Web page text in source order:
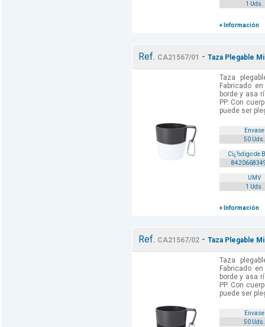
1 Uds.
+ Información
Ref. CA21567/01 - Taza Plegable
Taza
Fabricado
borde y asa
PP. Con
puede ser
Envase
50 Uds.
Cï¿½digo de
UMV
1 Uds.
+ Información
Ref. CA21567/02- Taza Plegable
Taza
Fabricado
borde y asa
PP. Con
puede ser
Envase
50 Uds.